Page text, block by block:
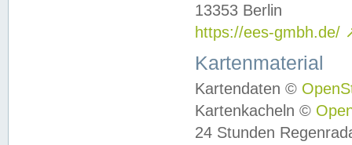
13353 Berlin
https://ees-gmbh.de/
Kartenmaterial
Kartendaten ©
Kartenkacheln ©
24 Stunden